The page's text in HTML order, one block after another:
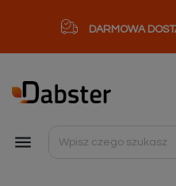
DARMOWA
